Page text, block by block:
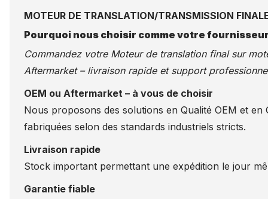
MOTEUR DE TRANSLATION/TRANSMISSION
Pourquoi nous choisir comme votre
Commandez votre Moteur de translation final sur
Aftermarket – livraison rapide et support
OEM ou Aftermarket – à vous de choisir
Nous proposons des solutions en Qualité OEM et
fabriquées selon des standards industriels stricts.
Livraison rapide
Stock important permettant une expédition le jour
Garantie fiable